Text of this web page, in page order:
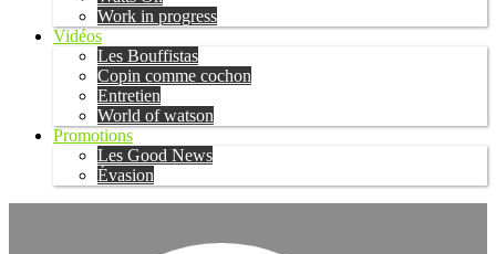
Work in progress
Vidéos
Les Bouffistas
Copin comme cochon
Entretien
World of watson
Promotions
Les Good News
Évasion